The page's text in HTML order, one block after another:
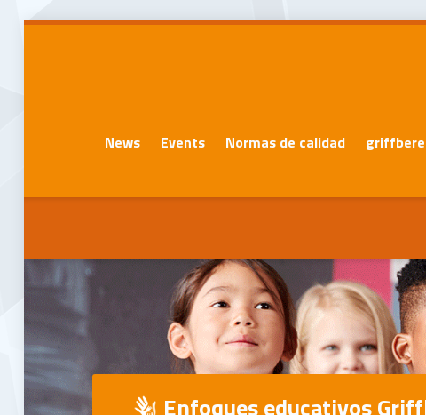
News Events Normas de calidad
Enfoques educativos